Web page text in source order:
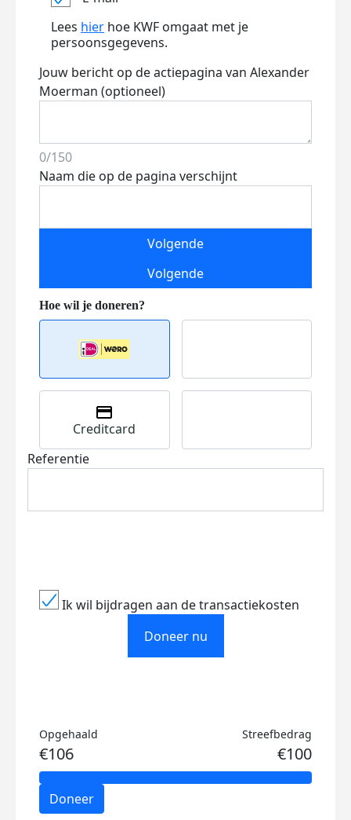
Lees hier hoe KWF omgaat met je
persoonsgegevens.
Jouw bericht op de actiepagina van Alexander
Moerman (optioneel)
0/150
Naam die op de pagina verschijnt
Volgende
Volgende
Creditcard
Referentie
Ik wil bijdragen aan de transactiekosten
Doneer nu
Opgehaald
€106
Streefbedrag
€100
Doneer